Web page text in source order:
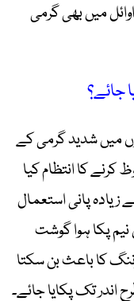
میں بھی گرمی
جائے؟
میں شدید گرمی کے
کا انتظام کیا
پانی استعمال
پکا ہوا گوشت
کا باعث بن سکتا
اندر تک پکایا جائے۔